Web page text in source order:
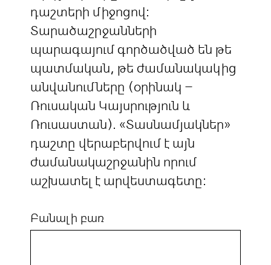
դաշտերի միջոցով:
Տարածաշրջանների
պարագայում գործածված են թե
պատմական, թե ժամանակակից
անվանումները (օրինակ –
Ռուսական Կայսրություն և
Ռուսաստան). «Տասնամյակներ»
դաշտը վերաբերվում է այն
ժամանակաշրջանին որում
աշխատել է արվեստագետը:
Բանալի բառ